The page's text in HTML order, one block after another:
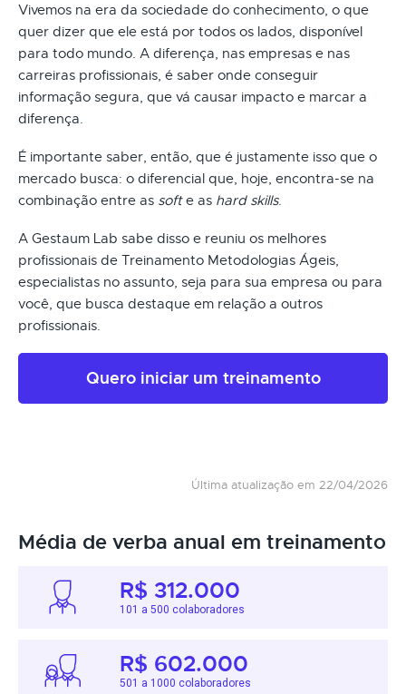
Vivemos na era da sociedade do conhecimento, o que
quer dizer que ele está por todos os lados, disponível
para todo mundo. A diferença, nas empresas e nas
carreiras profissionais, é saber onde conseguir
informação segura, que vá causar impacto e marcar a
diferença.
É importante saber, então, que é justamente isso que o
mercado busca: o diferencial que, hoje, encontra-se na
combinação entre as softe as hard skills.
A Gestaum Lab sabe disso e reuniu os melhores
profissionais de Treinamento Metodologias Ágeis,
especialistas no assunto, seja para sua empresa ou para
você, que busca destaque em relação a outros
profissionais.
Quero iniciar um treinamento
Última atualização em 22/04/2026
Média de verba anual em treinamento
R$ 312.000
101 a 500 colaboradores
R$ 602.000
501 a 1000 colaboradores